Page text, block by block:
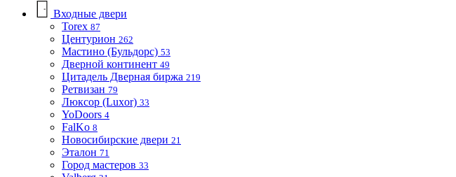
Входные двери
Torex 87
Центурион 262
Мастино (Бульдорс) 53
Дверной континент 49
Цитадель Дверная биржа 219
Ретвизан 79
Люксор (Luxor) 33
YoDoors 4
FalKo 8
Новосибирские двери 21
Эталон 71
Город мастеров 33